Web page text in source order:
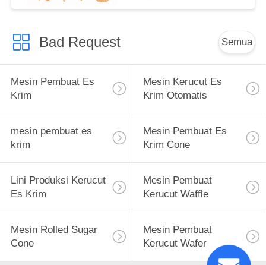
Bad Request Semua
Mesin Pembuat Es
Krim
Mesin Kerucut Es
Krim Otomatis
mesin pembuat es
krim
Mesin Pembuat Es
Krim Cone
Lini Produksi Kerucut
Es Krim
Mesin Pembuat
Kerucut Waffle
Mesin Rolled Sugar
Cone
Mesin Pembuat
Kerucut Wafer